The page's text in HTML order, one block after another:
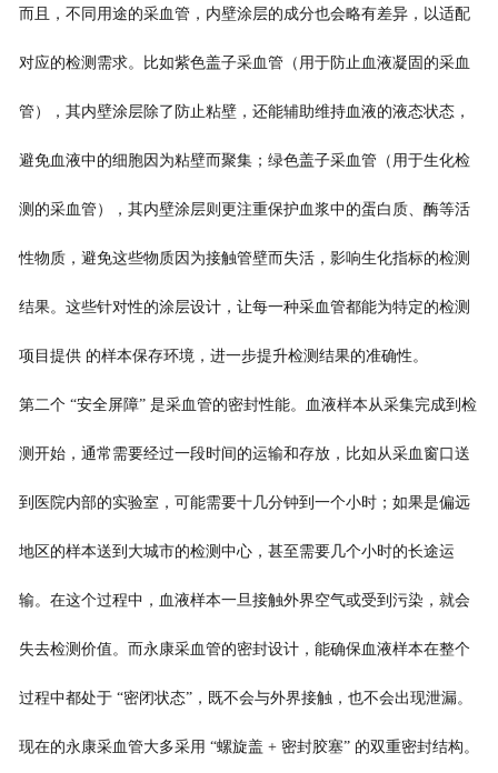
而且，不同用途的采血管，内壁涂层的成分也会略有差异，以适配
对应的检测需求。比如紫色盖子采血管（用于防止血液凝固的采血
管），其内壁涂层除了防止粘壁，还能辅助维持血液的液态状态，
避免血液中的细胞因为粘壁而聚集；绿色盖子采血管（用于生化检
测的采血管），其内壁涂层则更注重保护血浆中的蛋白质、酶等活
性物质，避免这些物质因为接触管壁而失活，影响生化指标的检测
结果。这些针对性的涂层设计，让每一种采血管都能为特定的检测
项目提供 的样本保存环境，进一步提升检测结果的准确性。
第二个 “安全屏障” 是采血管的密封性能。血液样本从采集完成到检
测开始，通常需要经过一段时间的运输和存放，比如从采血窗口送
到医院内部的实验室，可能需要十几分钟到一个小时；如果是偏远
地区的样本送到大城市的检测中心，甚至需要几个小时的长途运
输。在这个过程中，血液样本一旦接触外界空气或受到污染，就会
失去检测价值。而永康采血管的密封设计，能确保血液样本在整个
过程中都处于 “密闭状态”，既不会与外界接触，也不会出现泄漏。
现在的永康采血管大多采用 “螺旋盖 + 密封胶塞” 的双重密封结构。